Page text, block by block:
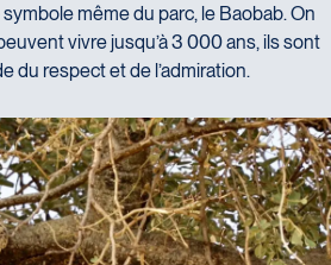
même du parc, le Baobab. On
vivre jusqu’à 3 000 ans, ils sont
du respect et de l’admiration.